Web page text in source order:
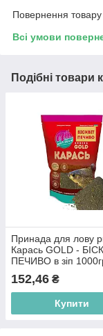
Повернення
Всі умови
Подібні товари
Принада для лову
Карась GOLD -
ПЕЧИВО в зіп
152,46 ₴
Купити